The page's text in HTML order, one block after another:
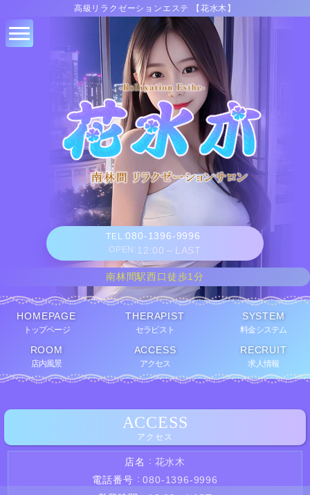
高級リラクゼーションエステ 【花水木】
TEL:080-1396-9996
OPEN: 12:00～LAST
南林間駅西口徒歩1分
トップページ
HOMEPAGE
セラピスト
THERAPIST
料金システム
SYSTEM
店内風景
ROOM
アクセス
ACCESS
求人情報
RECRUIT
アクセス
ACCESS
店名
花水木
電話番号
080-1396-9996